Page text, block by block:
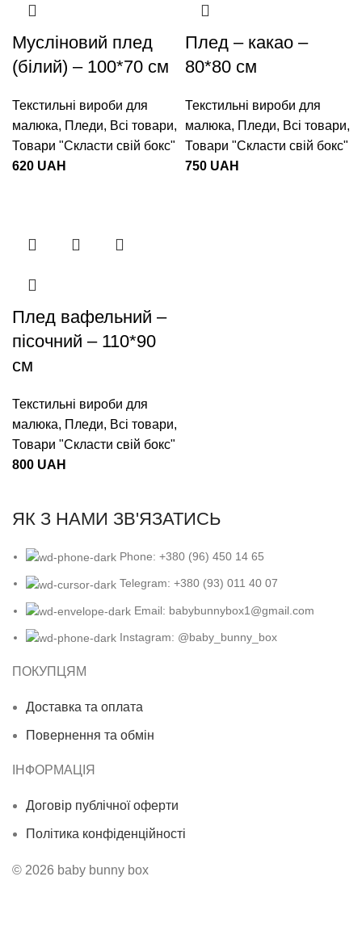
Мусліновий плед
(білий) – 100*70 см
Текстильні вироби для
малюка, Пледи, Всі товари,
Товари "Cкласти свій бокс"
620 UAH
Плед – какао –
80*80 см
Текстильні вироби для
малюка, Пледи, Всі товари,
Товари "Cкласти свій бокс"
750 UAH
Плед вафельний –
пісочний – 110*90
см
Текстильні вироби для
малюка, Пледи, Всі товари,
Товари "Cкласти свій бокс"
800 UAH
ЯК З НАМИ ЗВ'ЯЗАТИСЬ
Phone: +380 (96) 450 14 65
Telegram: +380 (93) 011 40 07
Email: babybunnybox1@gmail.com
Instagram: @baby_bunny_box
ПОКУПЦЯМ
Доставка та оплата
Повернення та обмін
ІНФОРМАЦІЯ
Договір публічної оферти
Політика конфіденційності
© 2026 baby bunny box